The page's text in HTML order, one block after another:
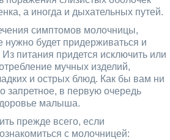
а иногда и дыхательных путей.
симптомов молочницы,
будет придерживаться и
питания придется исключить или
мучных изделий,
и острых блюд. Как бы вам ни
запретное, в первую очередь
малыша.
прежде всего, если
с молочницей: